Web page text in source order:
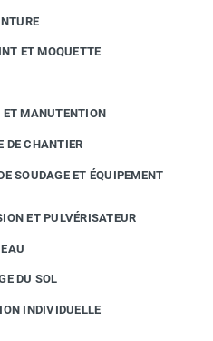
ET MOQUETTE
ET MANUTENTION
DE CHANTIER
SOUDAGE ET ÉQUIPEMENT
ET PULVÉRISATEUR
DU SOL
INDIVIDUELLE